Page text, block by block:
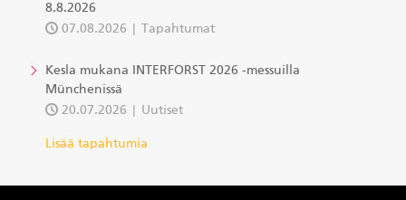
8.8.2026
07.08.2026
Tapahtumat
Kesla mukana INTERFORST 2026 -messuilla
Münchenissä
20.07.2026
Uutiset
Lisää tapahtumia